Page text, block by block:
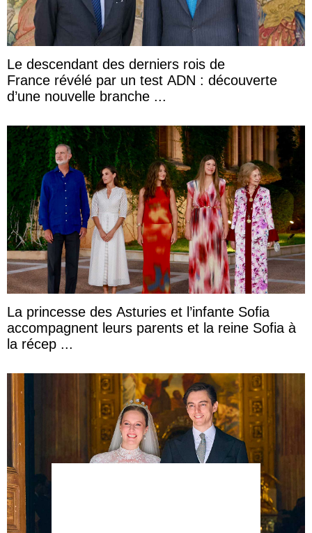
Le descendant des derniers rois de
France révélé par un test ADN : découverte
d’une nouvelle branche ...
La princesse des Asturies et l’infante Sofia
accompagnent leurs parents et la reine Sofia à
la récep ...